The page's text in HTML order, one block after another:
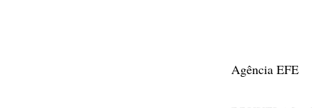
Agência EFE